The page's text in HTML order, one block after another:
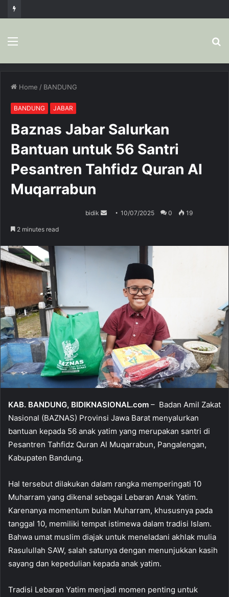
Home / BANDUNG
BANDUNG JABAR
Baznas Jabar Salurkan
Bantuan untuk 56 Santri
Pesantren Tahfidz Quran Al
Muqarrabun
bidik
i
l
10/07/2025 0 19
2 minutes read
KAB. BANDUNG, BIDIKNASIONAL.com – Badan Amil Zakat
Nasional (BAZNAS) Provinsi Jawa Barat menyalurkan
bantuan kepada 56 anak yatim yang merupakan santri di
Pesantren Tahfidz Quran Al Muqarrabun, Pangalengan,
Kabupaten Bandung.
Hal tersebut dilakukan dalam rangka memperingati 10
Muharram yang dikenal sebagai Lebaran Anak Yatim.
Karenanya momentum bulan Muharram, khususnya pada
tanggal 10, memiliki tempat istimewa dalam tradisi Islam.
Bahwa umat muslim diajak untuk meneladani akhlak mulia
Rasulullah SAW, salah satunya dengan menunjukkan kasih
sayang dan kepedulian kepada anak yatim.
Tradisi Lebaran Yatim menjadi momen penting untuk